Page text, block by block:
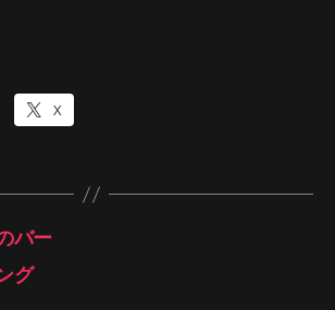
X
バー
グ